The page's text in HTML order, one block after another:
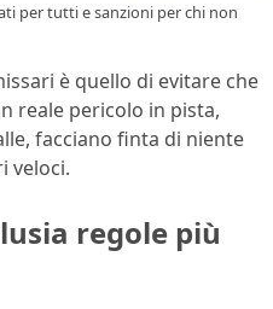
per tutti e sanzioni per chi non
è quello di evitare che
reale pericolo in pista,
facciano finta di niente
veloci.
regole più